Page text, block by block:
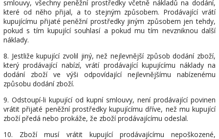
smlouvy, všechny peněžní prostředky včetně nákladů na dodání,
které od něho přijal, a to stejným způsobem. Prodávající vrátí
kupujícímu přijaté peněžní prostředky jiným způsobem jen tehdy,
pokud s tím kupující souhlasí a pokud mu tím nevzniknou další
náklady.
8. Jestliže kupující zvolil jiný, než nejlevnější způsob dodání zboží,
který prodávající nabízí, vrátí prodávající kupujícímu náklady na
dodání zboží ve výši odpovídající nejlevnějšímu nabízenému
způsobu dodání zboží.
9. Odstoupí-li kupující od kupní smlouvy, není prodávající povinen
vrátit přijaté peněžní prostředky kupujícímu dříve, než mu kupující
zboží předá nebo prokáže, že zboží prodávajícímu odeslal.
10. Zboží musí vrátit kupující prodávajícímu nepoškozené,